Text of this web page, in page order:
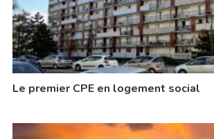
Le premier CPE en logement social